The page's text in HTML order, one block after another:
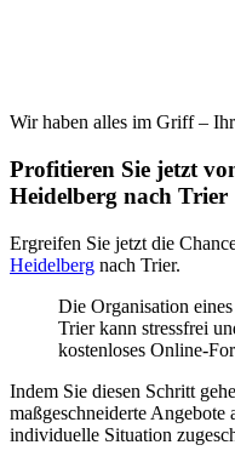
Wir haben alles im Griff –
Profitieren Sie jetzt
Heidelberg nach Trier
Ergreifen Sie jetzt die
Heidelberg nach Trier.
Die Organisation
Trier kann stressfrei
kostenloses Online-
Indem Sie diesen Schritt
maßgeschneiderte Angebote
individuelle Situation